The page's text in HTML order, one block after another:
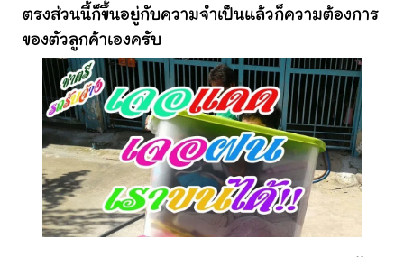
ตรงส่วนนี้ก็ขึ้นอยู่กับความจำเป็นแล้วก็ความต้องการ
ของตัวลูกค้าเองครับ